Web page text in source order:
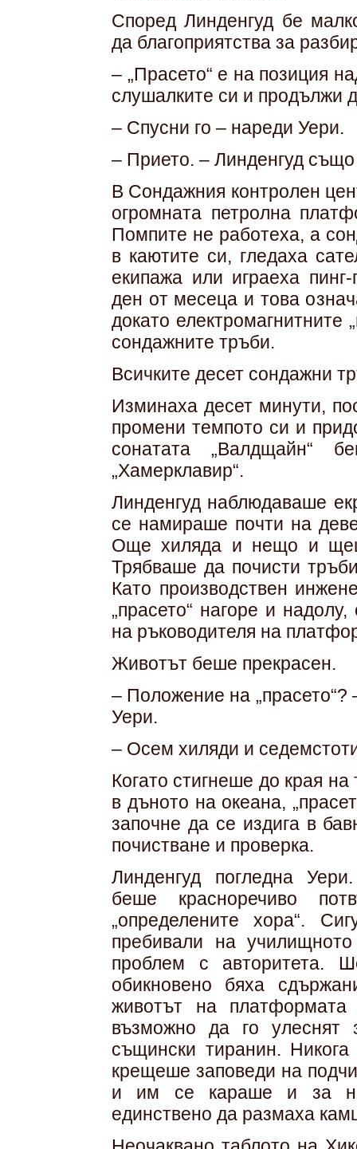
Според Линденгуд бе
да благоприятства за
– „Прасето“ е на позиция
слушалките си и продължи
– Спусни го – нареди Уери.
– Прието. – Линденгуд
В Сондажния контролен
огромната петролна
Помпите не работеха, а
в каютите си, гледаха
екипажа или играеха
ден от месеца и това
докато електромагнитните
сондажните тръби.
Всичките десет сондажни
Изминаха десет минути,
промени темпото си и
сонатата „Валдщайн“
„Хамерклавир“.
Линденгуд наблюдаваше
се намираше почти на
Още хиляда и нещо и
Трябваше да почисти
Като производствен
„прасето“ нагоре и
на ръководителя на
Животът беше прекрасен.
– Положение на
Уери.
– Осем хиляди и
Когато стигнеше до края
в дъното на океана,
започне да се издига в
почистване и проверка.
Линденгуд погледна
беше красноречиво
„определените хора“.
пребивали на
проблем с авторитета.
обикновено бяха
животът на
възможно да го
същински тиранин.
крещеше заповеди на
и им се караше и за
единствено да размаха